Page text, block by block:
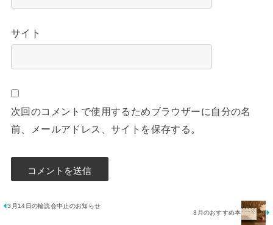
サイト
次回のコメントで使用するためブラウザーに自分の名
前、メールアドレス、サイトを保存する。
3月14日の輪読会中止のお知らせ
3月のおすすめ本